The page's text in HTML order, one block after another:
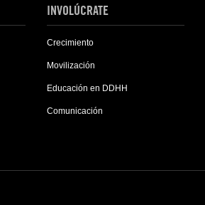
INVOLÚCRATE
Crecimiento
Movilización
Educación en DDHH
Comunicación